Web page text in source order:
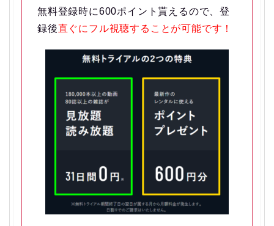
無料登録時に600ポイント貰えるので、登
録後直ぐにフル視聴することが可能です！